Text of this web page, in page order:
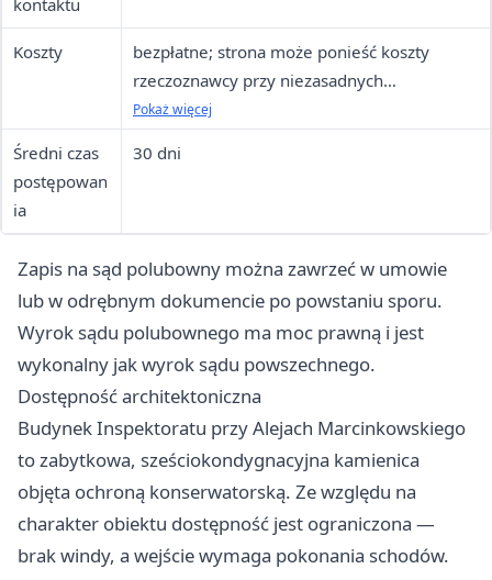
kontaktu
Koszty
bezpłatne; strona może ponieść koszty
rzeczoznawcy przy niezasadnych
roszczeniach
Pokaż więcej
Średni czas
postępowan
ia
30 dni
Zapis na sąd polubowny można zawrzeć w umowie
lub w odrębnym dokumencie po powstaniu sporu.
Wyrok sądu polubownego ma moc prawną i jest
wykonalny jak wyrok sądu powszechnego.
Dostępność architektoniczna
Budynek Inspektoratu przy Alejach Marcinkowskiego
to zabytkowa, sześciokondygnacyjna kamienica
objęta ochroną konserwatorską. Ze względu na
charakter obiektu dostępność jest ograniczona —
brak windy, a wejście wymaga pokonania schodów.